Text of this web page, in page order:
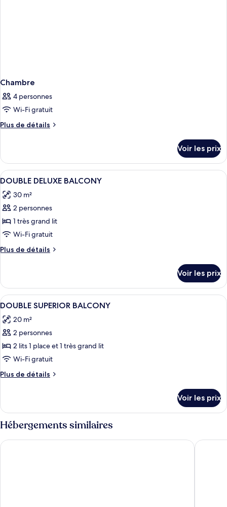
Chambre
4 personnes
Wi-Fi gratuit
Plus de détails
Plus
le
type
de
Chambre
Voir les prix
Afficher
toutes
les
photos
pour
ce
type
de
DOUBLE
DELUXE
BALCONY
Une chambre d’hôtel moderne
10
DOUBLE DELUXE BALCONY
30 m²
2 personnes
1 très grand lit
Wi-Fi gratuit
Plus de détails
Plus
le
type
de
DOUBLE
DELUXE
Voir les prix
Afficher
toutes
les
photos
pour
ce
type
de
DOUBLE
SUPERIOR
BALCONY
Une chambre d’hôtel moderne
10
DOUBLE SUPERIOR BALCONY
20 m²
2 personnes
2 lits 1 place et 1 très grand lit
Wi-Fi gratuit
Plus de détails
Plus
le
type
de
chambre
DOUBLE
Voir les prix
Hébergements similaires
Hotel Fernando III Hotel